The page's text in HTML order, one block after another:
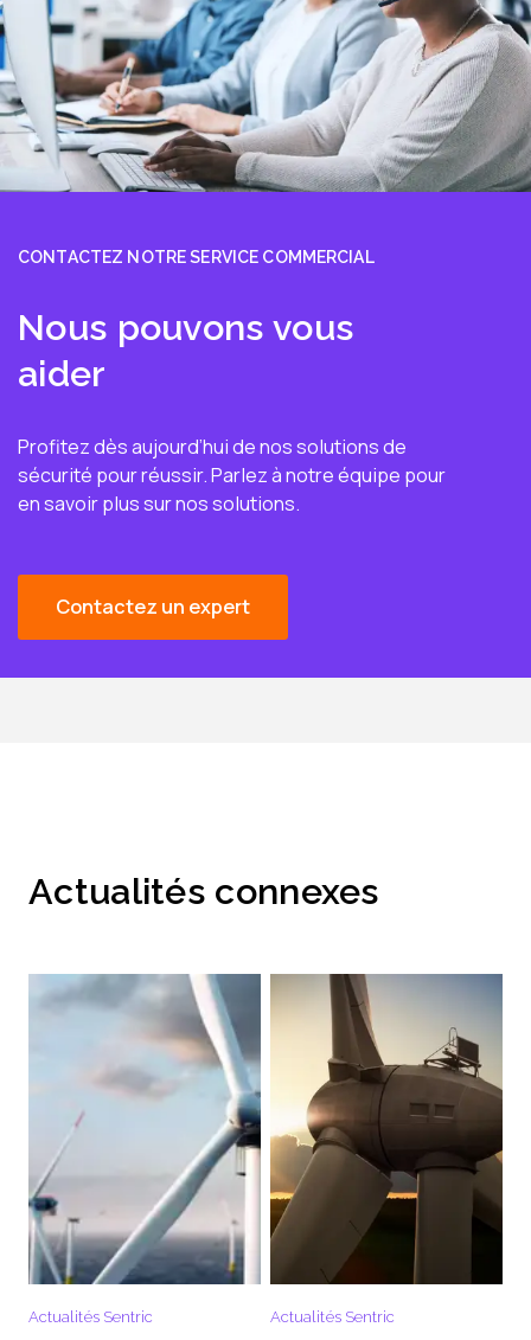
CONTACTEZ NOTRE SERVICE COMMERCIAL
Nous pouvons vous
aider
Profitez dès aujourd’hui de nos solutions de
sécurité pour réussir. Parlez à notre équipe pour
en savoir plus sur nos solutions.
Contactez un expert
Actualités connexes
Actualités Sentric Actualités Sentric